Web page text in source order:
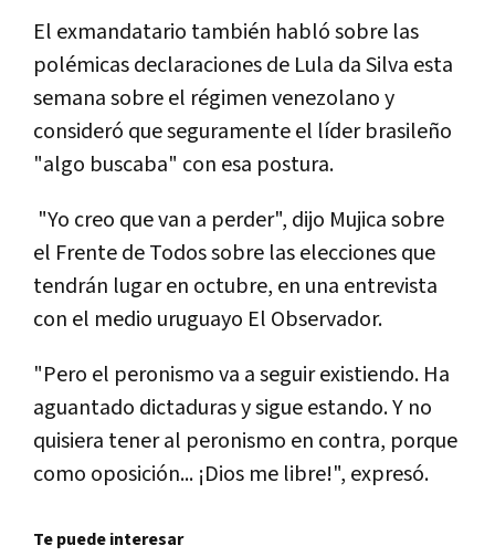
El exmandatario también habló sobre las
polémicas declaraciones de Lula da Silva esta
semana sobre el régimen venezolano y
consideró que seguramente el líder brasileño
"algo buscaba" con esa postura.
"Yo creo que van a perder", dijo Mujica sobre
el Frente de Todos sobre las elecciones que
tendrán lugar en octubre, en una entrevista
con el medio uruguayo El Observador.
"Pero el peronismo va a seguir existiendo. Ha
aguantado dictaduras y sigue estando. Y no
quisiera tener al peronismo en contra, porque
como oposición... ¡Dios me libre!", expresó.
Te puede interesar